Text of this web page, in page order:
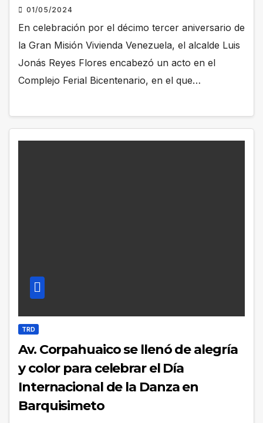
01/05/2024
En celebración por el décimo tercer aniversario de
la Gran Misión Vivienda Venezuela, el alcalde Luis
Jonás Reyes Flores encabezó un acto en el
Complejo Ferial Bicentenario, en el que…
TRD
Av. Corpahuaico se llenó de alegría
y color para celebrar el Día
Internacional de la Danza en
Barquisimeto